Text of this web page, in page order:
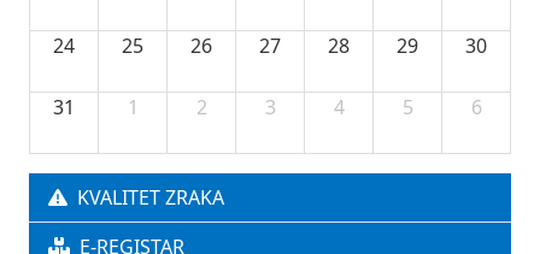
24 25 26 27 28 29 30
31 1 2 3 4 5 6
KVALITET ZRAKA
E-REGISTAR